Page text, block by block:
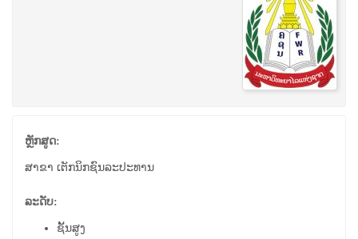
ຫຼັກສູດ:
ສາຂາ ເຕັກນິກຊົນລະປະທານ
ລະດັບ:
ຊັ້ນສູງ